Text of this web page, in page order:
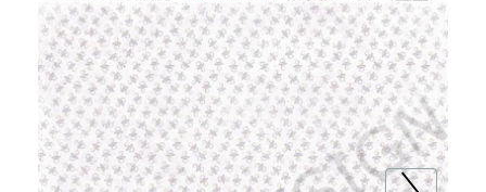
Prev
Trykk ENTER for å søke